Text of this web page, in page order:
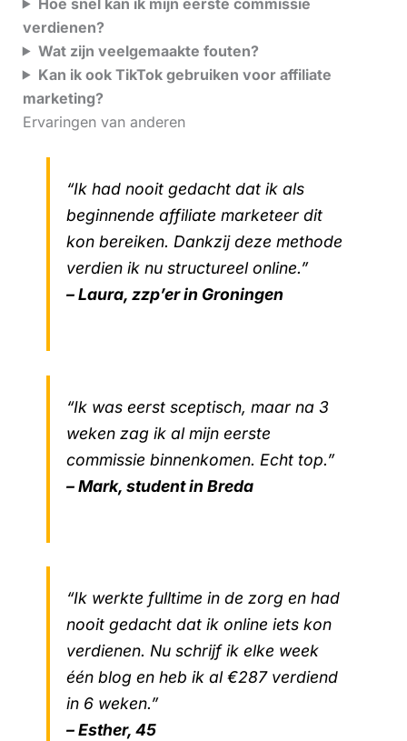
verdienen?
Wat zijn veelgemaakte fouten?
Kan ik ook TikTok gebruiken voor affiliate
marketing?
Ervaringen van anderen
“Ik had nooit gedacht dat ik als
beginnende affiliate marketeer dit
kon bereiken. Dankzij deze methode
verdien ik nu structureel online.”
– Laura, zzp’er in Groningen
“Ik was eerst sceptisch, maar na 3
weken zag ik al mijn eerste
commissie binnenkomen. Echt top.”
– Mark, student in Breda
“Ik werkte fulltime in de zorg en had
nooit gedacht dat ik online iets kon
verdienen. Nu schrijf ik elke week
één blog en heb ik al €287 verdiend
in 6 weken.”
– Esther, 45